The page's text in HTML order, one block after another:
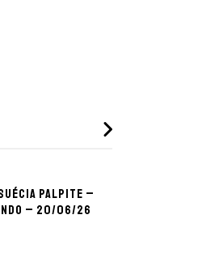
palpite –
– 20/06/26